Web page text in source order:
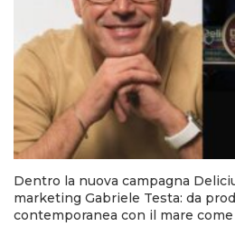
Dentro la nuova campagna
marketing Gabriele Testa: da
contemporanea con il mare